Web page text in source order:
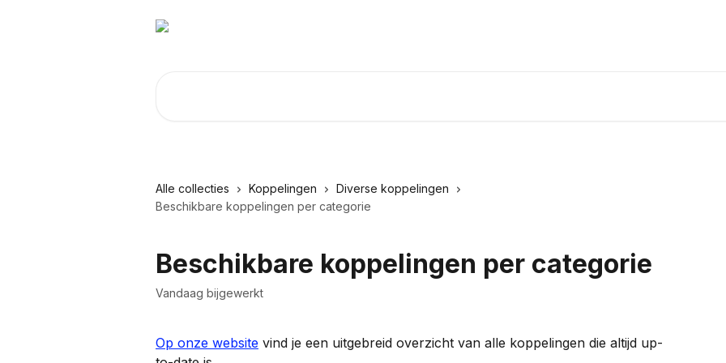
Alle collecties Koppelingen
Diverse koppelingen
Beschikbare koppelingen per categorie
Beschikbare koppelingen per categorie
Vandaag bijgewerkt
Op onze website vind je een uitgebreid overzicht van alle koppelingen die altijd up-